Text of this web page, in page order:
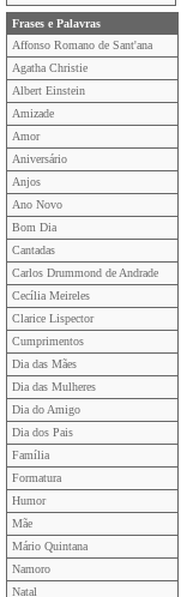
Frases e Palavras
Affonso Romano de Sant'ana
Agatha Christie
Albert Einstein
Amizade
Amor
Aniversário
Anjos
Ano Novo
Bom Dia
Cantadas
Carlos Drummond de Andrade
Cecília Meireles
Clarice Lispector
Cumprimentos
Dia das Mães
Dia das Mulheres
Dia do Amigo
Dia dos Pais
Família
Formatura
Humor
Mãe
Mário Quintana
Namoro
Natal